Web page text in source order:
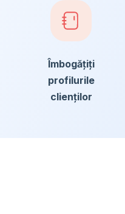
Îmbogățiți
profilurile
clienților